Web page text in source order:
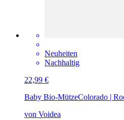
Neuheiten
Nachhaltig
22,99 €
Baby Bio-MützeColorado |
von Voidea